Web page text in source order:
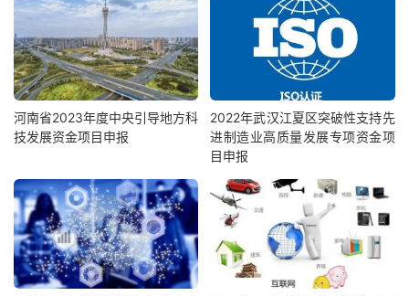
河南省2023年度中央引导地方科
技发展资金项目申报
2022年武汉江夏区突破性支持先
进制造业高质量发展专项资金项
目申报